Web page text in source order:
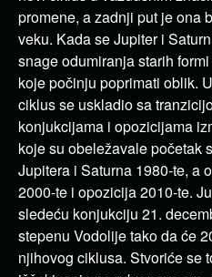
promene, a zadnji put je ona
veku. Kada se Jupiter i
snage odumiranja starih
koje počinju poprimati oblik.
ciklus se uskladio sa
konjukcijama i opozicijama
koje su obeležavale početak
Jupitera i Saturna 1980-te, a
2000-te i opozicija 2010-te.
sledeću konjukciju 21.
stepenu Vodolije tako da će
njihovog ciklusa. Stvoriće se